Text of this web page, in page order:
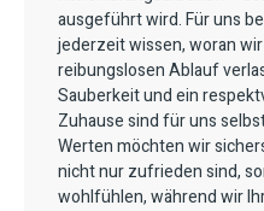
ausgeführt wird. Für uns
jederzeit wissen, woran
reibungslosen Ablauf
Sauberkeit und ein
Zuhause sind für uns
Werten möchten wir
nicht nur zufrieden sind,
wohlfühlen, während wir